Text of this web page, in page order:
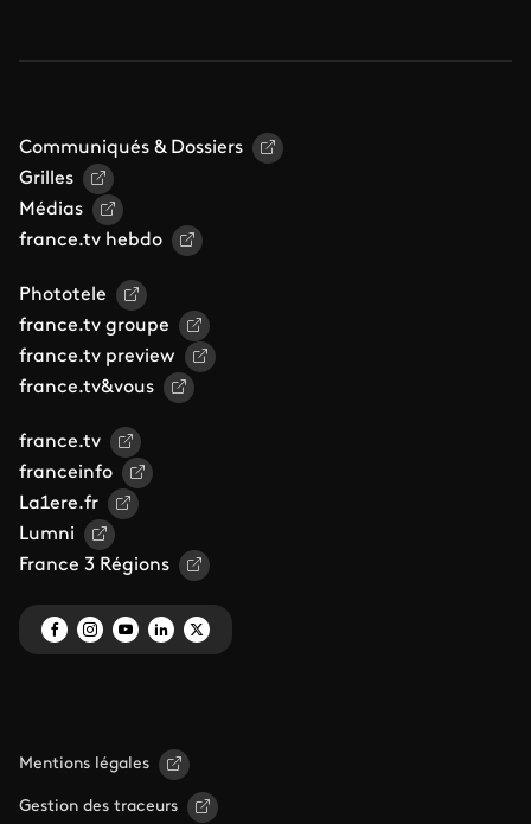
Communiqués & Dossiers
Grilles
Médias
france.tv hebdo
Phototele
france.tv groupe
france.tv preview
france.tv&vous
france.tv
franceinfo
La1ere.fr
Lumni
France 3 Régions
Mentions légales
Gestion des traceurs